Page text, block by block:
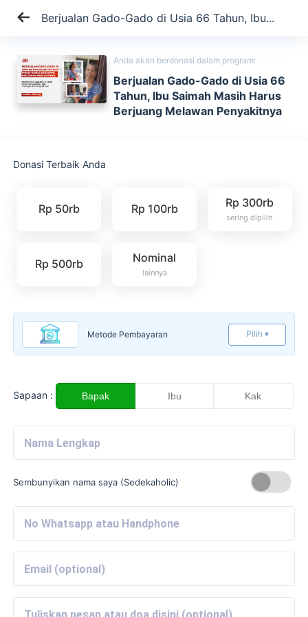
Berjualan Gado-Gado di Usia 66 Tahun, Ibu...
Anda akan berdonasi dalam program:
Berjualan Gado-Gado di Usia 66
Tahun, Ibu Saimah Masih Harus
Berjuang Melawan Penyakitnya
Donasi Terbaik Anda
Rp 50rb Rp 100rb Rp 300rb
sering dipilih
Rp 500rb Nominal
lainnya
Metode Pembayaran Pilih ▾
Sapaan : Bapak Ibu Kak
Sembunyikan nama saya (Sedekaholic)